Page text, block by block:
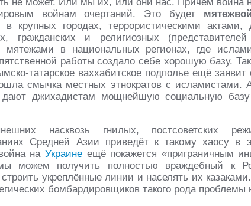
войнам очертаний. Это будет
крупных городах, террористическими актами,
гражданских и религиозных
в национальных регионах, где
работы создало себе хорошую базу.
татарское ваххабитское подполье ещё
смычка местных этнократов с исламистами.
дают джихадистам мощнейшую социальную
насквозь гнилых, постсоветских
Средней Азии приведёт к такому хаосу в
на Украинеещё покажется «приграничным
можем получить полностью враждебный к
укреплённые линии и населять их
бомбардировщиков такого рода